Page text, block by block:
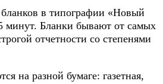
бланков в типографии «Новый
минут. Бланки бывают от самых
отчетности со степенями
на разной бумаге: газетная,